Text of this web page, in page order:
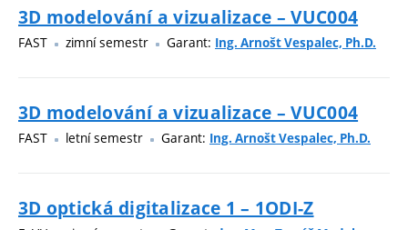
3D modelování a vizualizace – VUC004
FAST zimní semestr Garant: Ing. Arnošt Vespalec, Ph.D.
3D modelování a vizualizace – VUC004
FAST letní semestr Garant: Ing. Arnošt Vespalec, Ph.D.
3D optická digitalizace 1 – 1ODI-Z